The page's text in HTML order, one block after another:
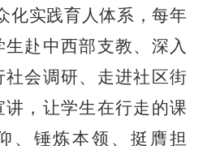
化实践育人体系，每年
赴中西部支教、深入
社会调研、走进社区街
讲，让学生在行走的课
、锤炼本领、挺膺担